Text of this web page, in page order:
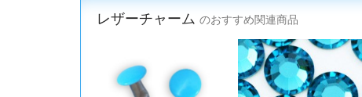
レザーチャーム のおすすめ関連商品